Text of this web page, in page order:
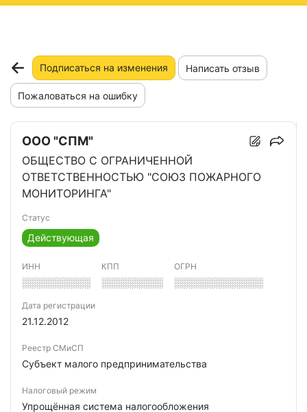
Подписаться на изменения Написать отзыв
Пожаловаться на ошибку
ООО "СПМ"
ОБЩЕСТВО С ОГРАНИЧЕННОЙ
ОТВЕТСТВЕННОСТЬЮ "СОЮЗ ПОЖАРНОГО
МОНИТОРИНГА"
Статус
Действующая
ИНН
░░░░░░░░░░
КПП
░░░░░░░░░
ОГРН
░░░░░░░░░░░░░
Дата регистрации
21.12.2012
Реестр СМиСП
Субъект малого предпринимательства
Налоговый режим
Упрощённая система налогообложения